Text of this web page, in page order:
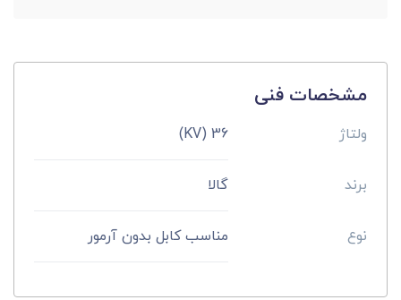
مشخصات فنی
ولتاژ 36 (KV)
برند گالا
نوع مناسب کابل بدون آرمور